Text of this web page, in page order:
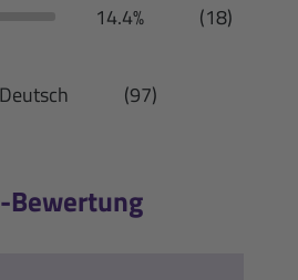
14.4% (18)
Deutsch (97)
Bewertung